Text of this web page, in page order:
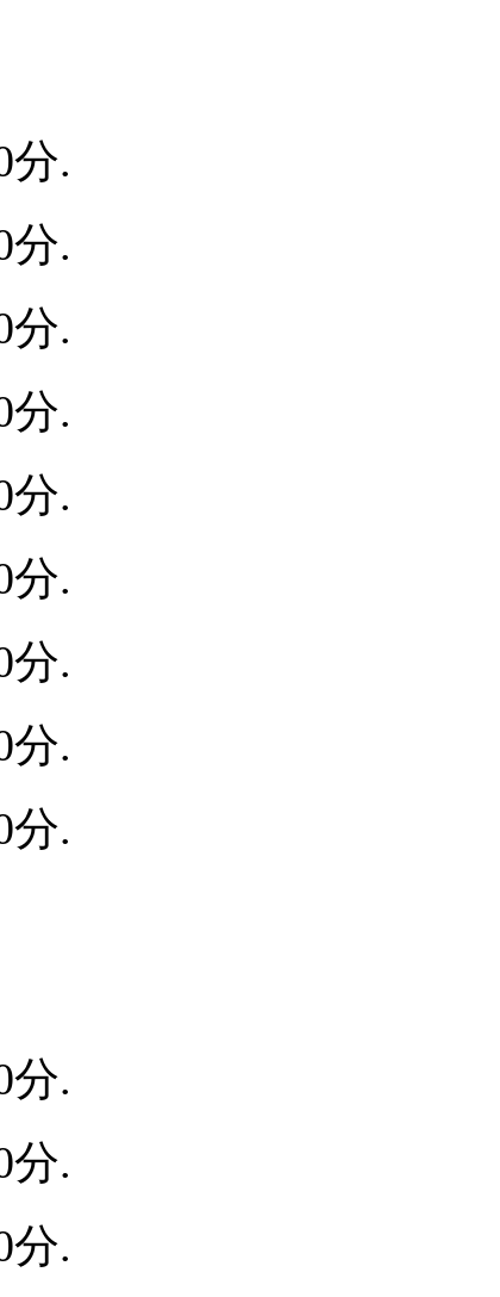
分.
分.
分.
分.
分.
分.
分.
分.
分.
分.
分.
分.